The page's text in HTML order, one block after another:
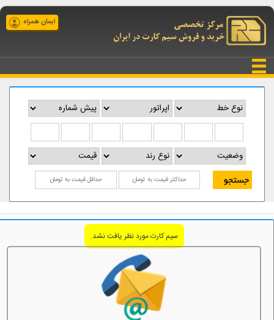
ایمان همراه
سیم کارت مورد نظر یافت نشد.